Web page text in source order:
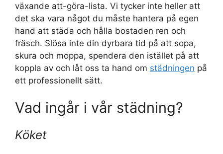
växande att-göra-lista. Vi tycker inte heller att
det ska vara något du måste hantera på egen
hand att städa och hålla bostaden ren och
fräsch. Slösa inte din dyrbara tid på att sopa,
skura och moppa, spendera den istället på att
koppla av och låt oss ta hand om städningen på
ett professionellt sätt.
Vad ingår i vår städning?
Köket